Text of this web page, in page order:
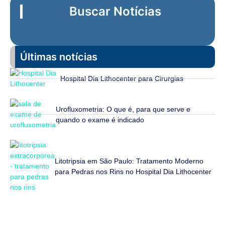
Buscar Notícias
Últimas notícias
Hospital Dia Lithocenter para Cirurgias
Urofluxometria: O que é, para que serve e
quando o exame é indicado
Litotripsia em São Paulo: Tratamento Moderno
para Pedras nos Rins no Hospital Dia Lithocenter